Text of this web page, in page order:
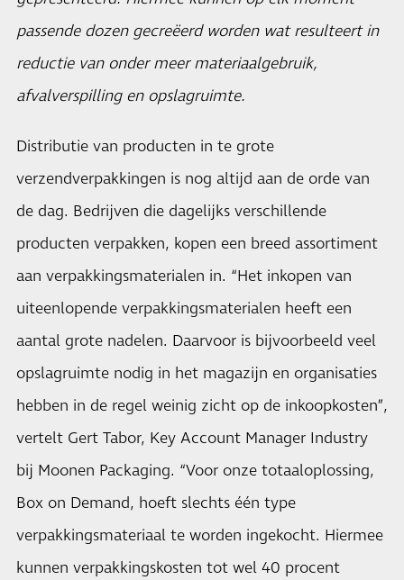
passende dozen gecreëerd worden wat resulteert in
reductie van onder meer materiaalgebruik,
afvalverspilling en opslagruimte.
Distributie van producten in te grote
verzendverpakkingen is nog altijd aan de orde van
de dag. Bedrijven die dagelijks verschillende
producten verpakken, kopen een breed assortiment
aan verpakkingsmaterialen in. “Het inkopen van
uiteenlopende verpakkingsmaterialen heeft een
aantal grote nadelen. Daarvoor is bijvoorbeeld veel
opslagruimte nodig in het magazijn en organisaties
hebben in de regel weinig zicht op de inkoopkosten”,
vertelt Gert Tabor, Key Account Manager Industry
bij Moonen Packaging. “Voor onze totaaloplossing,
Box on Demand, hoeft slechts één type
verpakkingsmateriaal te worden ingekocht. Hiermee
kunnen verpakkingskosten tot wel 40 procent